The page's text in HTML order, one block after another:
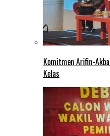
Komitmen Arifin-
Kelas